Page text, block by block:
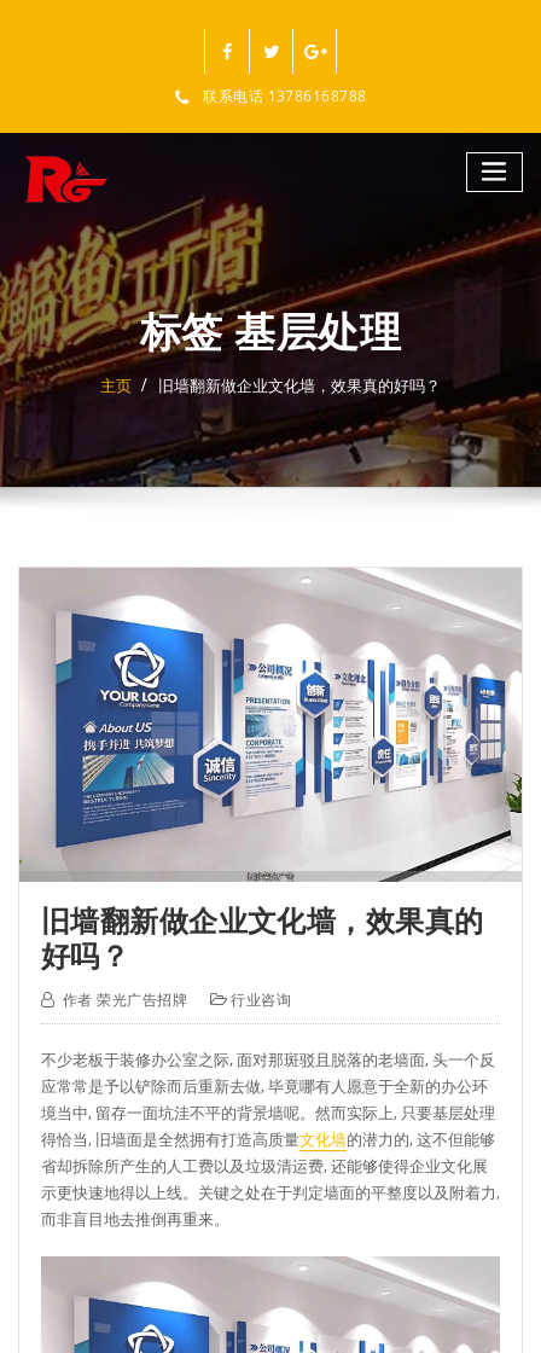
联系电话 13786168788
标签 基层处理
主页 旧墙翻新做企业文化墙，效果真的好吗？
旧墙翻新做企业文化墙，效果真的
好吗？
作者荣光广告招牌 行业咨询
不少老板于装修办公室之际, 面对那斑驳且脱落的老墙面, 头一个反
应常常是予以铲除而后重新去做, 毕竟哪有人愿意于全新的办公环
境当中, 留存一面坑洼不平的背景墙呢。然而实际上, 只要基层处理
得恰当, 旧墙面是全然拥有打造高质量文化墙的潜力的, 这不但能够
省却拆除所产生的人工费以及垃圾清运费, 还能够使得企业文化展
示更快速地得以上线。关键之处在于判定墙面的平整度以及附着力,
而非盲目地去推倒再重来。